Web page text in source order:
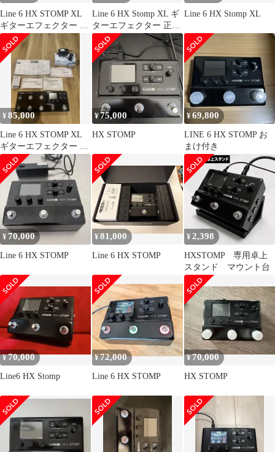
Line 6 HX STOMP XL
ギターエフェクター 本
体
Line 6 HX Stomp XL ギ
ターエフェクター 正規
充電ケーブル付き
Line 6 HX Stomp XL
¥85,000
Line 6 HX STOMP XL
ギターエフェクター 本
体
¥75,000
HX STOMP
¥69,800
LINE 6 HX STOMP お
まけ付き
¥ 70,000
Line 6 HX STOMP
¥81,000
Line 6 HX STOMP
¥2,398
HXSTOMP 専用卓上
スタンド マウント台
¥70,000
Line6 HX Stomp
¥72,000
Line 6 HX STOMP
¥70,000
HX STOMP